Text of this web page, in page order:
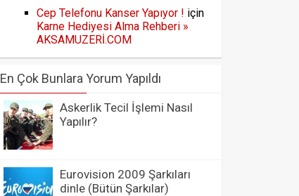
Cep Telefonu Kanser Yapıyor ! için
Karne Hediyesi Alma Rehberi »
AKSAMUZERİ.COM
En Çok Bunlara Yorum Yapıldı
Askerlik Tecil İşlemi Nasıl
Yapılır?
Eurovision 2009 Şarkıları
dinle (Bütün Şarkılar)